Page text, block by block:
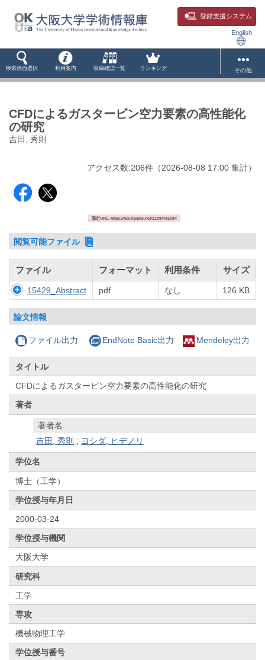
登録支援システム
English
検索画面選択 利用案内 収録雑誌一覧 ランキング その他
CFDによるガスタービン空力要素の高性能化
の研究
吉田, 秀則
アクセス数:206件 （2026-08-08 17:00 集計）
固定URL: https://hdl.handle.net/11094/42084
閲覧可能ファイル
ファイル フォーマット 利用条件 サイズ
15429_Abstract pdf なし 126 KB
論文情報
ファイル出力 EndNote Basic出力 Mendeley出力
タイトル
CFDによるガスタービン空力要素の高性能化の研究
著者
著者名
吉田, 秀則 ; ヨシダ, ヒデノリ
学位名
博士（工学）
学位授与年月日
2000-03-24
学位授与機関
大阪大学
研究科
工学
専攻
機械物理工学
学位授与番号